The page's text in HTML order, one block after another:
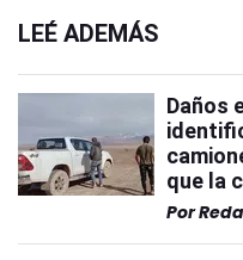
LEÉ ADEMÁS
Daños
que la
Por